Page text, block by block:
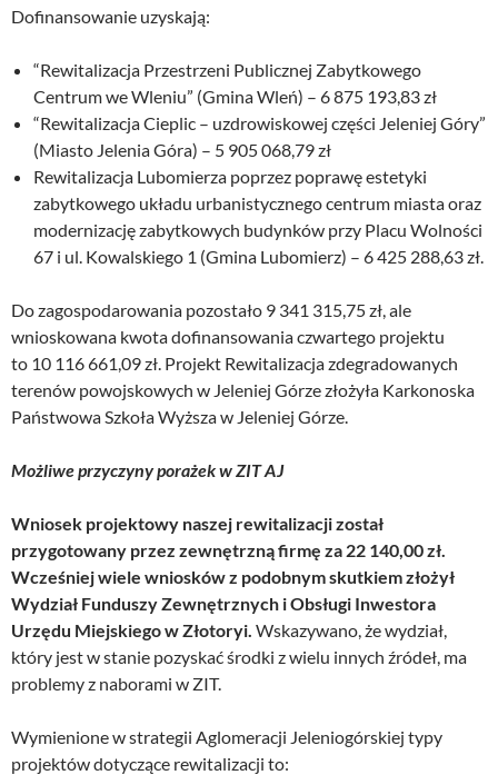
Dofinansowanie uzyskają:
“Rewitalizacja Przestrzeni Publicznej Zabytkowego
Centrum we Wleniu” (Gmina Wleń) – 6 875 193,83 zł
“Rewitalizacja Cieplic – uzdrowiskowej części Jeleniej Góry”
(Miasto Jelenia Góra) – 5 905 068,79 zł
Rewitalizacja Lubomierza poprzez poprawę estetyki
zabytkowego układu urbanistycznego centrum miasta oraz
modernizację zabytkowych budynków przy Placu Wolności
67 i ul. Kowalskiego 1 (Gmina Lubomierz) – 6 425 288,63 zł.
Do zagospodarowania pozostało 9 341 315,75 zł, ale
wnioskowana kwota dofinansowania czwartego projektu
to 10 116 661,09 zł. Projekt Rewitalizacja zdegradowanych
terenów powojskowych w Jeleniej Górze złożyła Karkonoska
Państwowa Szkoła Wyższa w Jeleniej Górze.
Możliwe przyczyny porażek w ZIT AJ
Wniosek projektowy naszej rewitalizacji został
przygotowany przez zewnętrzną firmę za 22 140,00 zł.
Wcześniej wiele wniosków z podobnym skutkiem złożył
Wydział Funduszy Zewnętrznych i Obsługi Inwestora
Urzędu Miejskiego w Złotoryi. Wskazywano, że wydział,
który jest w stanie pozyskać środki z wielu innych źródeł, ma
problemy z naborami w ZIT.
Wymienione w strategii Aglomeracji Jeleniogórskiej typy
projektów dotyczące rewitalizacji to: